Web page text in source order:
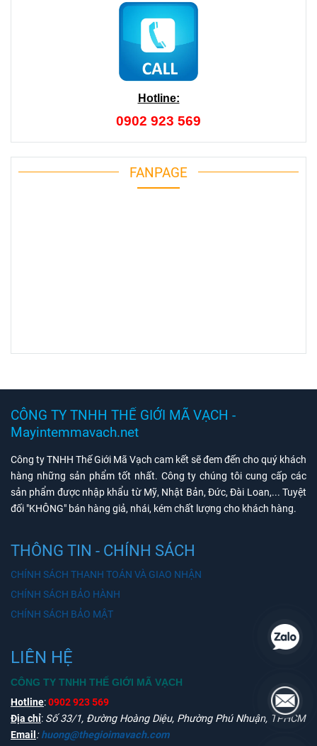
Hotline:
0902 923 569
FANPAGE
CÔNG TY TNHH THẾ GIỚI MÃ VẠCH -
Mayintemmavach.net
Công ty TNHH Thế Giới Mã Vạch cam kết sẽ đem đến cho quý khách
hàng những sản phẩm tốt nhất. Công ty chúng tôi cung cấp các
sản phẩm được nhập khẩu từ Mỹ, Nhật Bản, Đức, Đài Loan,... Tuyệt
đối "KHÔNG" bán hàng giả, nhái, kém chất lượng cho khách hàng.
THÔNG TIN - CHÍNH SÁCH
CHÍNH SÁCH THANH TOÁN VÀ GIAO NHẬN
CHÍNH SÁCH BẢO HÀNH
CHÍNH SÁCH BẢO MẬT
LIÊN HỆ
CÔNG TY TNHH THẾ GIỚI MÃ VẠCH
Hotline:0902 923 569
Địa chỉ: Số 33/1, Đường Hoàng Diệu, Phường Phú Nhuận, TPHCM
Email : huong@thegioimavach.com